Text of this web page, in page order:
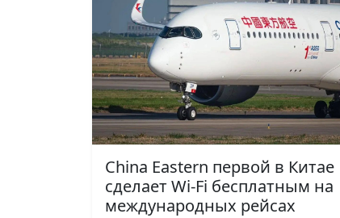
China Eastern первой в Китае
сделает Wi-Fi бесплатным на
международных рейсах